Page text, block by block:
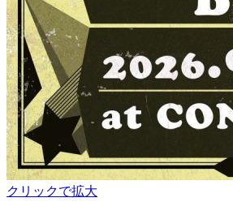
クリックで拡大